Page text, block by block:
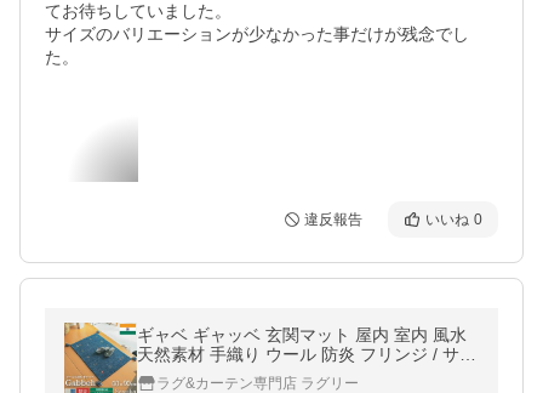
てお待ちしていました。
サイズのバリエーションが少なかった事だけが残念でし
た。
違反報告 いいね 0
ギャベ ギャッベ 玄関マット 屋内 室内 風水
天然素材 手織り ウール 防炎 フリンジ / サヨ
カ 60×90 cm
ラグ&カーテン専門店 ラグリー